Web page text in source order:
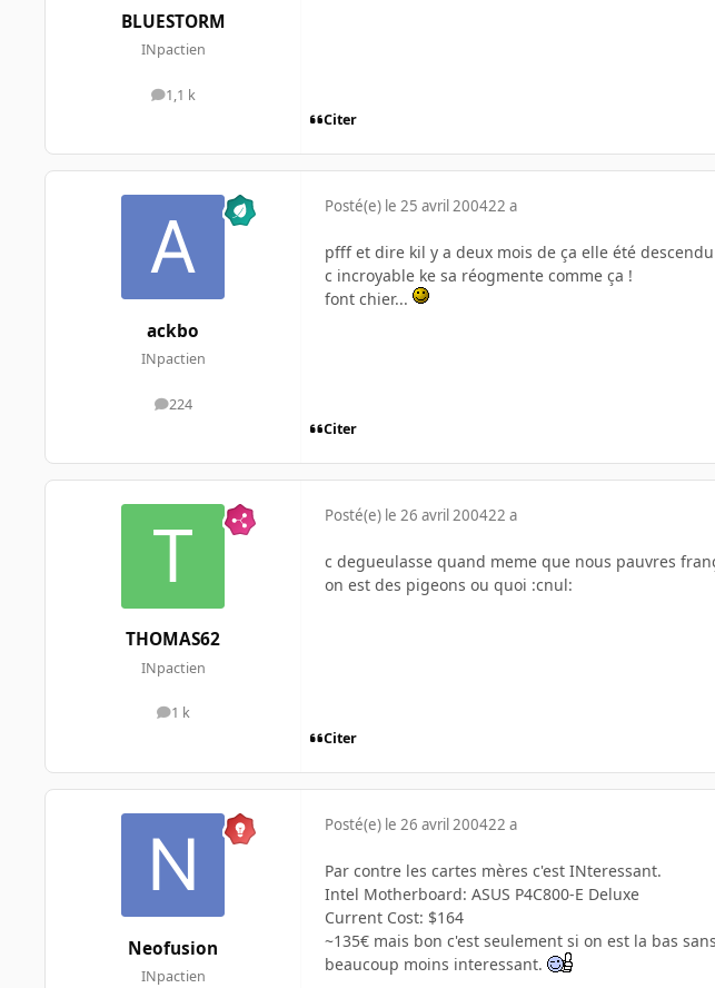
BLUESTORM
INpactien
1,1 k
messages
Citer
ackbo
INpactien
224
messages
Posté(e) le 25 avril 200422 a
pfff et dire kil y a deux mois de ça elle été
c incroyable ke sa réogmente comme ça !
font chier...
Citer
THOMAS62
INpactien
1 k
messages
Posté(e) le 26 avril 200422 a
c degueulasse quand meme que nous pauvres
on est des pigeons ou quoi :cnul:
Citer
Neofusion
INpactien
Posté(e) le 26 avril 200422 a
Par contre les cartes mères c'est INteressant.
Intel Motherboard: ASUS P4C800-E Deluxe
Current Cost: $164
~135€ mais bon c'est seulement si on est la bas
beaucoup moins interessant.